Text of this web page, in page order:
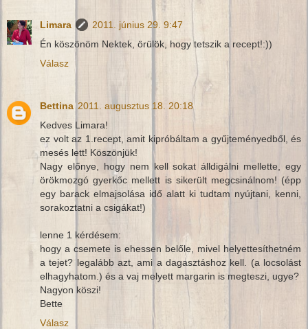
Limara
2011. június 29. 9:47
Én köszönöm Nektek, örülök, hogy tetszik a recept!:))
Válasz
Bettina 2011. augusztus 18. 20:18
Kedves Limara!
ez volt az 1.recept, amit kipróbáltam a gyűjteményedből, és
mesés lett! Köszönjük!
Nagy előnye, hogy nem kell sokat álldigálni mellette, egy
örökmozgó gyerkőc mellett is sikerült megcsinálnom! (épp
egy barack elmajsolása idő alatt ki tudtam nyújtani, kenni,
sorakoztatni a csigákat!)
lenne 1 kérdésem:
hogy a csemete is ehessen belőle, mivel helyettesíthetném
a tejet? legalább azt, ami a dagasztáshoz kell. (a locsolást
elhagyhatom.) és a vaj melyett margarin is megteszi, ugye?
Nagyon köszi!
Bette
Válasz